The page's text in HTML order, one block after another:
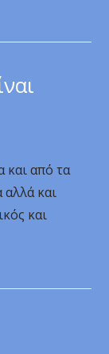
και από τα
αλλά και
και